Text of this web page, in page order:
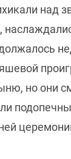
над
но они